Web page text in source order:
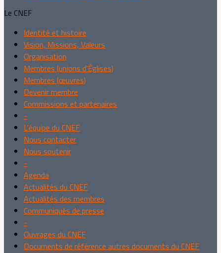
Le CNEF
Identité et histoire
Vision, Missions, Valeurs
Organisation
Membres (unions d'Églises)
Membres (œuvres)
Devenir membre
Commissions et partenaires
-
L'équipe du CNEF
Nous contacter
Nous soutenir
-
Agenda
Actualités du CNEF
Actualités des membres
Communiqués de presse
-
Ouvrages du CNEF
Documents de référence autres documents du CNEF